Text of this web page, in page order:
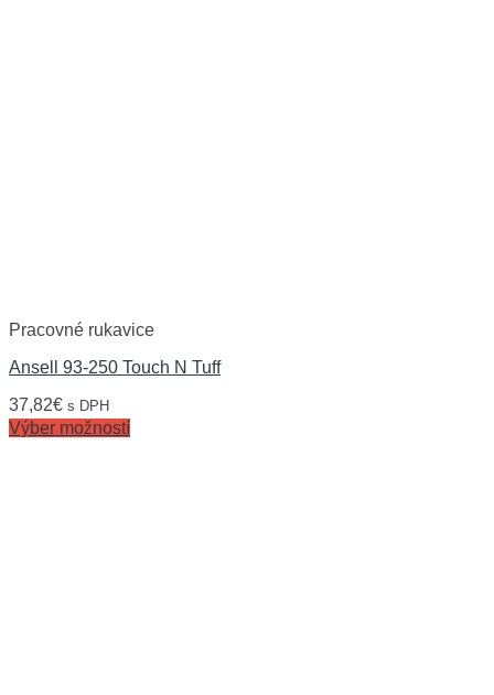
Pracovné rukavice
Ansell 93-250 Touch N Tuff
37,82€ s DPH
Výber možností